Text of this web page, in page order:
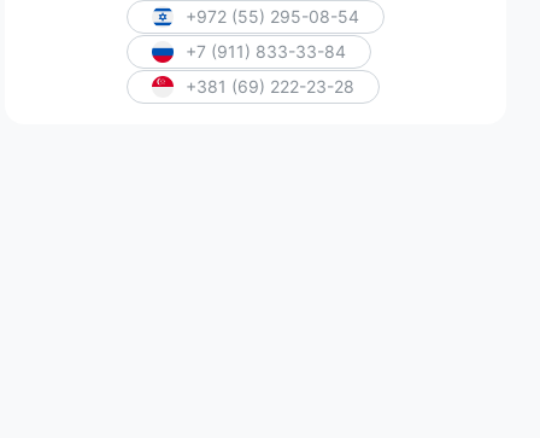
+972 (55) 295-08-54
+7 (911) 833-33-84
+381 (69) 222-23-28